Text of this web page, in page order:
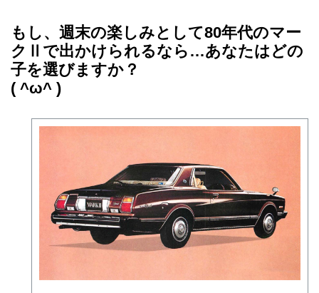
もし、週末の楽しみとして80年代のマー
クⅡで出かけられるなら…あなたはどの
子を選びますか？
( ^ω^ )